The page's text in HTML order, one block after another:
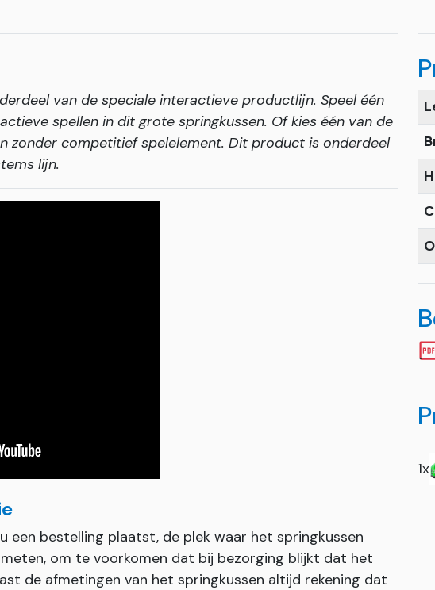
van de speciale interactieve productlijn. Speel één
spellen in dit grote springkussen. Of kies één van de
zonder competitief spelelement. Dit product is onderdeel
lijn.
een bestelling plaatst, de plek waar het springkussen
om te voorkomen dat bij bezorging blijkt dat het
de afmetingen van het springkussen altijd rekening dat
1x